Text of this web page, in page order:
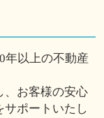
年以上の不動産
、お客様の安心
サポートいたし